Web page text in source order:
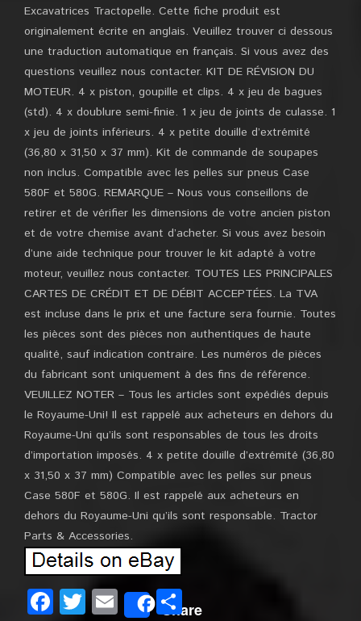
Excavatrices Tractopelle. Cette fiche produit est
originalement écrite en anglais. Veuillez trouver ci dessous
une traduction automatique en français. Si vous avez des
questions veuillez nous contacter. KIT DE RÉVISION DU
MOTEUR. 4 x piston, goupille et clips. 4 x jeu de bagues
(std). 4 x doublure semi-finie. 1 x jeu de joints de culasse. 1
x jeu de joints inférieurs. 4 x petite douille d’extrémité
(36,80 x 31,50 x 37 mm). Kit de commande de soupapes
non inclus. Compatible avec les pelles sur pneus Case
580F et 580G. REMARQUE – Nous vous conseillons de
retirer et de vérifier les dimensions de votre ancien piston
et de votre chemise avant d’acheter. Si vous avez besoin
d’une aide technique pour trouver le kit adapté à votre
moteur, veuillez nous contacter. TOUTES LES PRINCIPALES
CARTES DE CRÉDIT ET DE DÉBIT ACCEPTÉES. La TVA
est incluse dans le prix et une facture sera fournie. Toutes
les pièces sont des pièces non authentiques de haute
qualité, sauf indication contraire. Les numéros de pièces
du fabricant sont uniquement à des fins de référence.
VEUILLEZ NOTER – Tous les articles sont expédiés depuis
le Royaume-Uni! Il est rappelé aux acheteurs en dehors du
Royaume-Uni qu’ils sont responsables de tous les droits
d’importation imposés. 4 x petite douille d’extrémité (36,80
x 31,50 x 37 mm) Compatible avec les pelles sur pneus
Case 580F et 580G. Il est rappelé aux acheteurs en
dehors du Royaume-Uni qu’ils sont responsable. Tractor
Parts & Accessories.
Facebook
Twitter
EmailSharePartager